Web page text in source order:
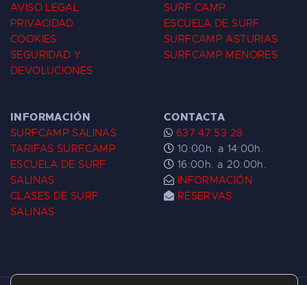
AVISO LEGAL
PRIVACIDAD
COOKIES
SEGURIDAD Y
DEVOLUCIONES
SURF CAMP
ESCUELA DE SURF
SURFCAMP ASTURIAS
SURFCAMP MENORES
INFORMACIÓN
SURFCAMP SALINAS
TARIFAS SURFCAMP
ESCUELA DE SURF
SALINAS
CLASES DE SURF
SALINAS
CONTACTA
637 47 53 28
10:00h. a 14:00h.
16:00h. a 20:00h.
INFORMACIÓN
RESERVAS